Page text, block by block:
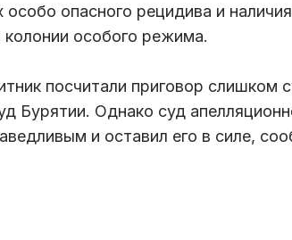
особо опасного рецидива и
колонии особого режима.
посчитали приговор слишком
Бурятии. Однако суд
и оставил его в силе,